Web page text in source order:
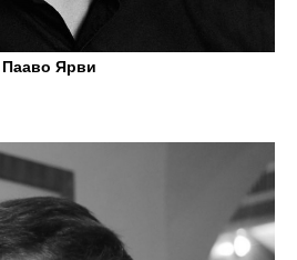
Пааво Ярви